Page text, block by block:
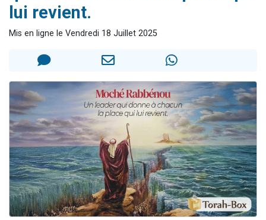
Eva vient de donner son Maasser
Odaya vient de donner son Maasser
lui revient.
Mis en ligne le Vendredi 18 Juillet 2025